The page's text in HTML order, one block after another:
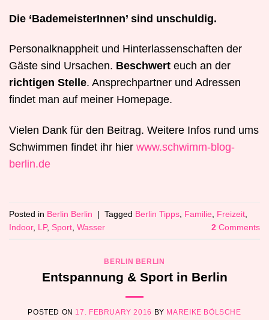
Die ‘BademeisterInnen’ sind unschuldig.
Personalknappheit und Hinterlassenschaften der
Gäste sind Ursachen. Beschwert euch an der
richtigen Stelle. Ansprechpartner und Adressen
findet man auf meiner Homepage.
Vielen Dank für den Beitrag. Weitere Infos rund ums
Schwimmen findet ihr hier www.schwimm-blog-
berlin.de
Posted in Berlin Berlin | Tagged Berlin Tipps Familie Freizeit
Indoor, LP, Sport Wasser 2 Comments
BERLIN BERLIN
Entspannung & Sport in Berlin
POSTED ON 17. FEBRUARY 2016 BY MAREIKE BÖLSCHE